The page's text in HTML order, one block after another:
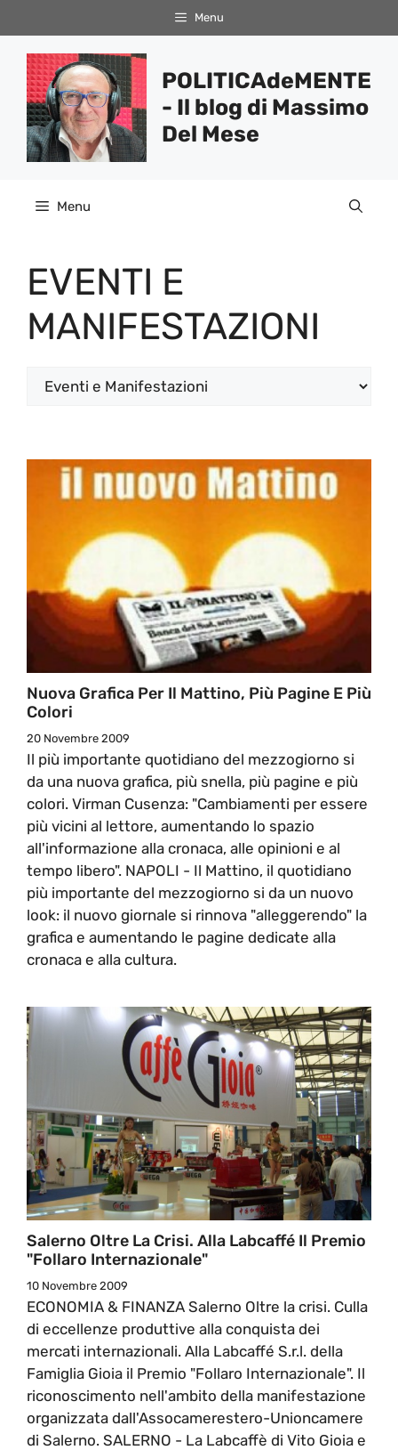
al
contenuto
Menu
POLITICAdeMENTE
- Il blog di Massimo
Del Mese
Menu
EVENTI E
MANIFESTAZIONI
Categorie
Nuova Grafica Per Il Mattino, Più Pagine E Più
Colori
20 Novembre 2009
Il più importante quotidiano del mezzogiorno si
da una nuova grafica, più snella, più pagine e più
colori. Virman Cusenza: "Cambiamenti per essere
più vicini al lettore, aumentando lo spazio
all'informazione alla cronaca, alle opinioni e al
tempo libero". NAPOLI - Il Mattino, il quotidiano
più importante del mezzogiorno si da un nuovo
look: il nuovo giornale si rinnova "alleggerendo" la
grafica e aumentando le pagine dedicate alla
cronaca e alla cultura.
Salerno Oltre La Crisi. Alla Labcaffé Il Premio
"Follaro Internazionale"
10 Novembre 2009
ECONOMIA & FINANZA Salerno Oltre la crisi. Culla
di eccellenze produttive alla conquista dei
mercati internazionali. Alla Labcaffé S.r.l. della
Famiglia Gioia il Premio "Follaro Internazionale". Il
riconoscimento nell'ambito della manifestazione
organizzata dall'Assocamerestero-Unioncamere
di Salerno. SALERNO - La Labcaffè di Vito Gioia e